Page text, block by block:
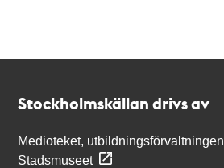
Stockholmskällan drivs av
Medioteket, utbildningsförvaltningen
Stadsmuseet